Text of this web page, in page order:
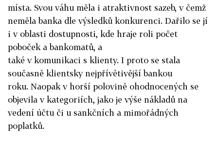
místa. Svou váhu měla i atraktivnost sazeb, v čemž
neměla banka dle výsledků konkurenci. Dařilo se jí
i v oblasti dostupnosti, kde hraje roli počet
poboček a bankomatů, a
také v komunikaci s klienty. I proto se stala
současně klientsky nejpřívětivější bankou
roku. Naopak v horší polovině ohodnocených se
objevila v kategoriích, jako je výše nákladů na
vedení účtu či u sankčních a mimořádných
poplatků.